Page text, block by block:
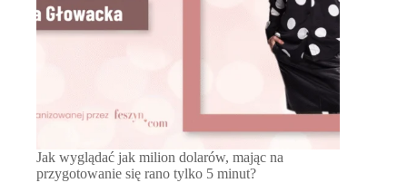
Jak wyglądać jak milion dolarów, mając na
przygotowanie się rano tylko 5 minut?